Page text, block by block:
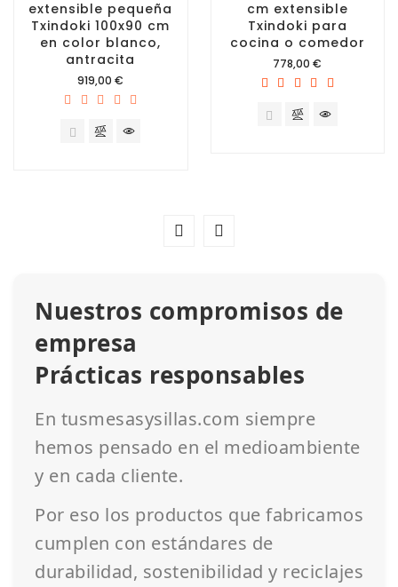
extensible pequeña
Txindoki 100x90 cm
en color blanco,
antracita
Precio
919,00 €
cm extensible
Txindoki para
cocina o comedor
Precio
778,00 €
Nuestros compromisos de
empresa
Prácticas responsables
En tusmesasysillas.com siempre
hemos pensado en el medioambiente
y en cada cliente.
Por eso los productos que fabricamos
cumplen con estándares de
durabilidad, sostenibilidad y reciclajes